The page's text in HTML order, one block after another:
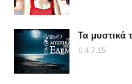
Τα μυστικά
4.7.15